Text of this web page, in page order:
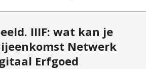
IIIF: wat kan je
Netwerk
Erfgoed